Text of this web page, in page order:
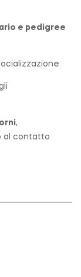
e pedigree
,
al contatto